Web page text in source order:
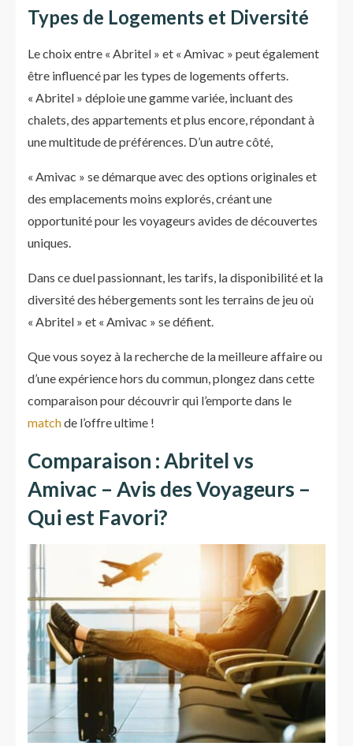
Types de Logements et Diversité
Le choix entre « Abritel » et « Amivac » peut également
être influencé par les types de logements offerts.
« Abritel » déploie une gamme variée, incluant des
chalets, des appartements et plus encore, répondant à
une multitude de préférences. D’un autre côté,
« Amivac » se démarque avec des options originales et
des emplacements moins explorés, créant une
opportunité pour les voyageurs avides de découvertes
uniques.
Dans ce duel passionnant, les tarifs, la disponibilité et la
diversité des hébergements sont les terrains de jeu où
« Abritel » et « Amivac » se défient.
Que vous soyez à la recherche de la meilleure affaire ou
d’une expérience hors du commun, plongez dans cette
comparaison pour découvrir qui l’emporte dans le
matchde l’offre ultime !
Comparaison : Abritel vs
Amivac – Avis des Voyageurs –
Qui est Favori?